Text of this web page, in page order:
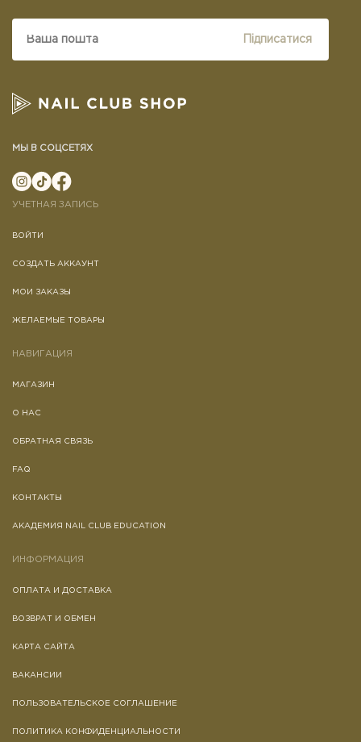
Підписатися
МЫ В СОЦСЕТЯХ
УЧЕТНАЯ ЗАПИСЬ
ВОЙТИ
СОЗДАТЬ АККАУНТ
МОИ ЗАКАЗЫ
ЖЕЛАЕМЫЕ ТОВАРЫ
НАВИГАЦИЯ
МАГАЗИН
О НАС
ОБРАТНАЯ СВЯЗЬ
FAQ
КОНТАКТЫ
АКАДЕМИЯ NAIL CLUB EDUCATION
ИНФОРМАЦИЯ
ОПЛАТА И ДОСТАВКА
ВОЗВРАТ И ОБМЕН
КАРТА САЙТА
ВАКАНСИИ
ПОЛЬЗОВАТЕЛЬСКОЕ СОГЛАШЕНИЕ
ПОЛИТИКА КОНФИДЕНЦИАЛЬНОСТИ